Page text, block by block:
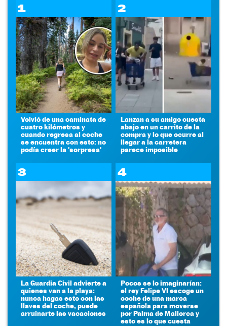
1
Volvió de una caminata de
cuatro kilómetros y
cuando regresa al coche
se encuentra con esto: no
podía creer la 'sorpresa'
2
Lanzan a su amigo cuesta
abajo en un carrito de la
compra y lo que ocurre al
llegar a la carretera
parece imposible
3
La Guardia Civil advierte a
quienes van a la playa:
nunca hagas esto con las
llaves del coche, puede
arruinarte las vacaciones
4
Pocos se lo imaginarían:
el rey Felipe VI escoge un
coche de una marca
española para moverse
por Palma de Mallorca y
esto es lo que cuesta